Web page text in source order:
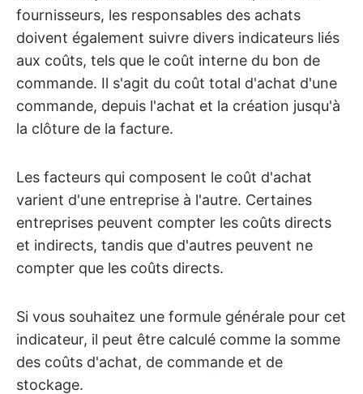
fournisseurs, les responsables des achats
doivent également suivre divers indicateurs liés
aux coûts, tels que le coût interne du bon de
commande. Il s'agit du coût total d'achat d'une
commande, depuis l'achat et la création jusqu'à
la clôture de la facture.
Les facteurs qui composent le coût d'achat
varient d'une entreprise à l'autre. Certaines
entreprises peuvent compter les coûts directs
et indirects, tandis que d'autres peuvent ne
compter que les coûts directs.
Si vous souhaitez une formule générale pour cet
indicateur, il peut être calculé comme la somme
des coûts d'achat, de commande et de
stockage.